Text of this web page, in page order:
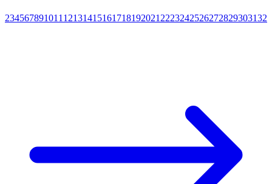
234567891011 12131415161718192021 2223242526272829303132